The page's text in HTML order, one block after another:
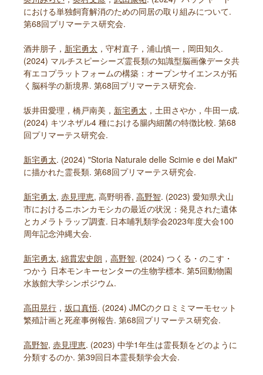
における単独飼育解消のための同居の取り組みについて.
第68回プリマーテス研究会.
酒井朋子， 新宅勇太 ，守村直子，浦山慎一，岡田知久.
(2024) マルチスピーシーズ霊長類の知識型脳画像データ共
有エコプラットフォームの構築：オープンサイエンスが拓
く脳科学の新境界. 第68回プリマーテス研究会.
坂井田愛理，橋戸南美， 新宅勇太 ，土田さやか，牛田一成.
(2024) キツネザル4 種における腸内細菌の特徴比較. 第68
回プリマーテス研究会.
新宅勇太. (2024) "Storia Naturale delle Scimie e dei Maki"
に描かれた霊長類. 第68回プリマーテス研究会.
新宅勇太, 赤見理恵, 高野明香, 高野智. (2023) 愛知県犬山
市におけるニホンカモシカの最近の状況：発見された遺体
とカメラトラップ調査. 日本哺乳類学会2023年度大会100
周年記念沖縄大会.
新宅勇太, 綿貫宏史朗 ， 高野智. (2024) つくる・のこす・
つかう 日本モンキーセンターの生物学標本. 第5回動物園
水族館大学シンポジウム.
高田晃行 ， 坂口真悟. (2024) JMCのクロミミマーモセット
繁殖計画と死産事例報告. 第68回プリマーテス研究会.
高野智, 赤見理恵. (2023) 中学1年生は霊長類をどのように
分類するのか. 第39回日本霊長類学会大会.